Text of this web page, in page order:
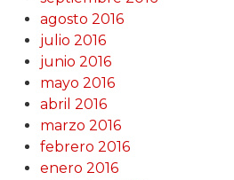
agosto 2016
julio 2016
junio 2016
mayo 2016
abril 2016
marzo 2016
febrero 2016
enero 2016